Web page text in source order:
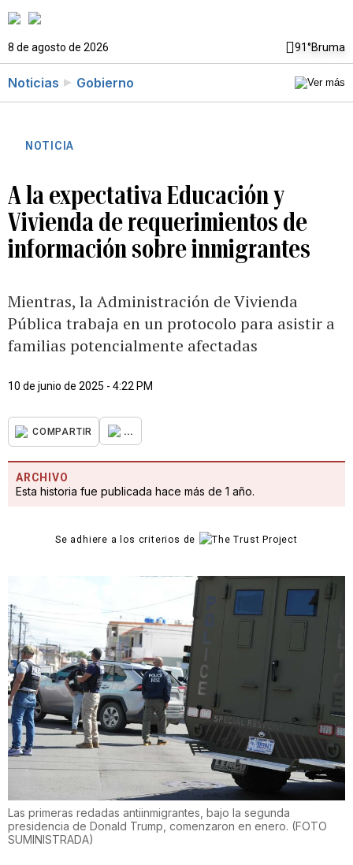
8 de agosto de 2026 91°Bruma
Noticias Gobierno
NOTICIA
A la expectativa Educación y
Vivienda de requerimientos de
información sobre inmigrantes
Mientras, la Administración de Vivienda
Pública trabaja en un protocolo para asistir a
familias potencialmente afectadas
10 de junio de 2025 - 4:22 PM
COMPARTIR ...
ARCHIVO
Esta historia fue publicada hace más de 1 año.
Se adhiere a los criterios de
Las primeras redadas antiinmigrantes, bajo la segunda
presidencia de Donald Trump, comenzaron en enero. (FOTO
SUMINISTRADA)